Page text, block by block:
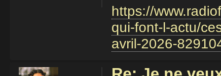
https://
qui-font-l-actu/
avril-2026-